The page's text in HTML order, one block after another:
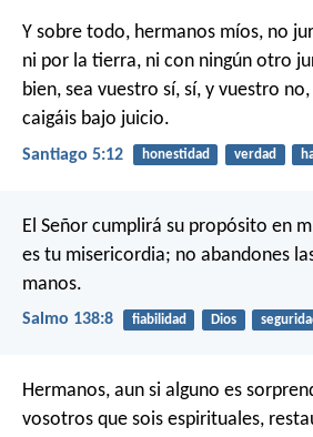
Y sobre todo, hermanos míos, no
ni por la tierra, ni con ningún otro
bien, sea vuestro sí, sí, y vuestro
caigáis bajo juicio.
Santiago 5:12 honestidad verdad
El Señor cumplirá su propósito en
es tu misericordia; no abandones
manos.
Salmo 138:8 fiabilidad Dios
Hermanos, aun si alguno es
vosotros que sois espirituales,